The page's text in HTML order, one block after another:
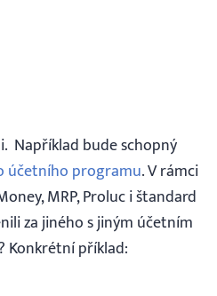
Například bude schopný
účetního programu. V rámci
MRP, Proluc i štandard
za jiného s jiným účetním
Konkrétní příklad: